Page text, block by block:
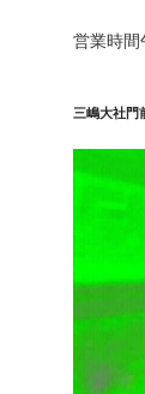
営業時間
三嶋大社門